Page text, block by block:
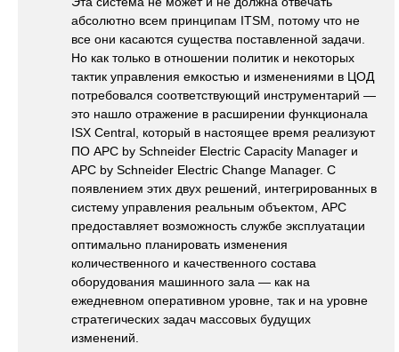
абсолютно всем принципам ITSM, потому что не
все они касаются существа поставленной задачи.
Но как только в отношении политик и некоторых
тактик управления емкостью и изменениями в ЦОД
потребовался соответствующий инструментарий —
это нашло отражение в расширении функционала
ISX Central, который в настоящее время реализуют
ПО APC by Schneider Electric Capacity Manager и
APC by Schneider Electric Change Manager. С
появлением этих двух решений, интегрированных в
систему управления реальным объектом, АРС
предоставляет возможность службе эксплуатации
оптимально планировать изменения
количественного и качественного состава
оборудования машинного зала — как на
ежедневном оперативном уровне, так и на уровне
стратегических задач массовых будущих
изменений.